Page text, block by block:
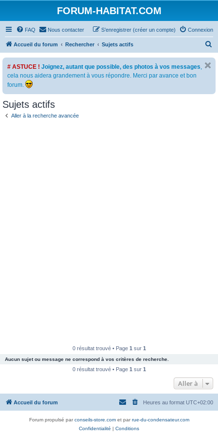
FORUM-HABITAT.COM
FAQ Nous contacter Connexion
S’enregistrer (créer un compte)
Accueil du forum Rechercher Sujets actifs
e
# ASTUCE ! Joignez, autant que possible, des photos à vos messages,
cela nous aidera grandement à vous répondre. Merci par avance et bon
forum.
Sujets actifs
Aller à la recherche avancée
0 résultat trouvé • Page 1 sur 1
Aucun sujet ou message ne correspond à vos critères de recherche.
0 résultat trouvé • Page 1 sur 1
Aller à
Accueil du forum Heures au format UTC+02:00
Forum propulsé parconseils-store.comet parrue-du-condensateur.com
Confidentialité | Conditions